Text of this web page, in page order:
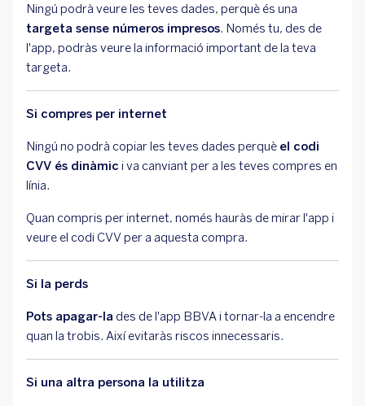
Ningú podrà veure les teves dades, perquè és una
targeta sense números impresos. Només tu, des de
l'app, podràs veure la informació important de la teva
targeta.
Si compres per internet
Ningú no podrà copiar les teves dades perquè el codi
CVV és dinàmic i va canviant per a les teves compres en
línia.
Quan compris per internet, només hauràs de mirar l'app i
veure el codi CVV per a aquesta compra.
Si la perds
Pots apagar-la des de l'app BBVA i tornar-la a encendre
quan la trobis. Així evitaràs riscos innecessaris.
Si una altra persona la utilitza